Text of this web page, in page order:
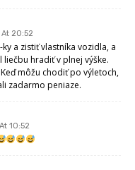
20:52
a zistiť vlastníka vozidla, a
hradiť v plnej výške.
môžu chodiť po výletoch,
zadarmo peniaze.
10:52